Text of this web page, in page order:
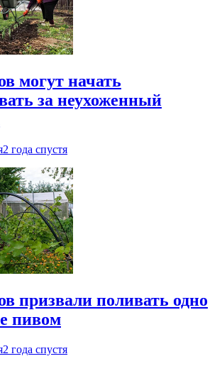
могут начать
за неухоженный
2 года спустя
призвали поливать одно
пивом
2 года спустя